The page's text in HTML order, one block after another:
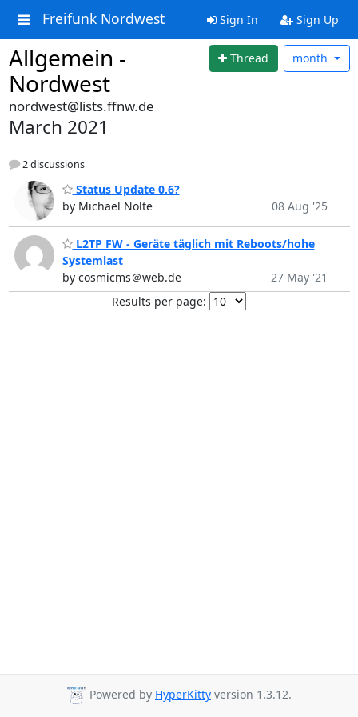
Freifunk Nordwest Sign In Sign Up
Allgemein -
Nordwest
Thread month
nordwest@lists.ffnw.de
March 2021
2 discussions
Status Update 0.6?
by Michael Nolte
08 Aug '25
L2TP FW - Geräte täglich mit Reboots/hohe
Systemlast
by cosmicms＠web.de
27 May '21
Results per page:
Powered by HyperKitty version 1.3.12.